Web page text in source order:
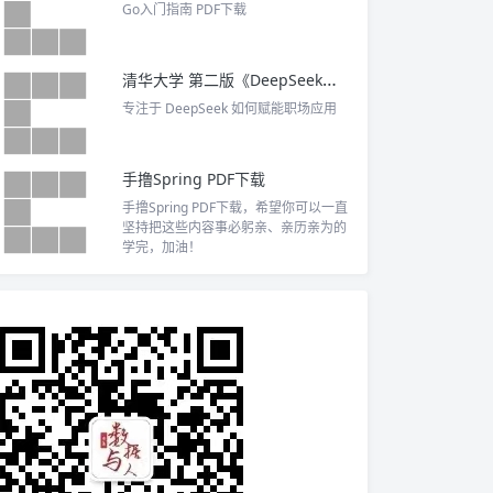
Go入门指南 PDF下载
清华大学 第二版《DeepSeek如何赋能职场应用》PDF下载
专注于 DeepSeek 如何赋能职场应用
手撸Spring PDF下载
手撸Spring PDF下载，希望你可以一直
坚持把这些内容事必躬亲、亲历亲为的
学完，加油！